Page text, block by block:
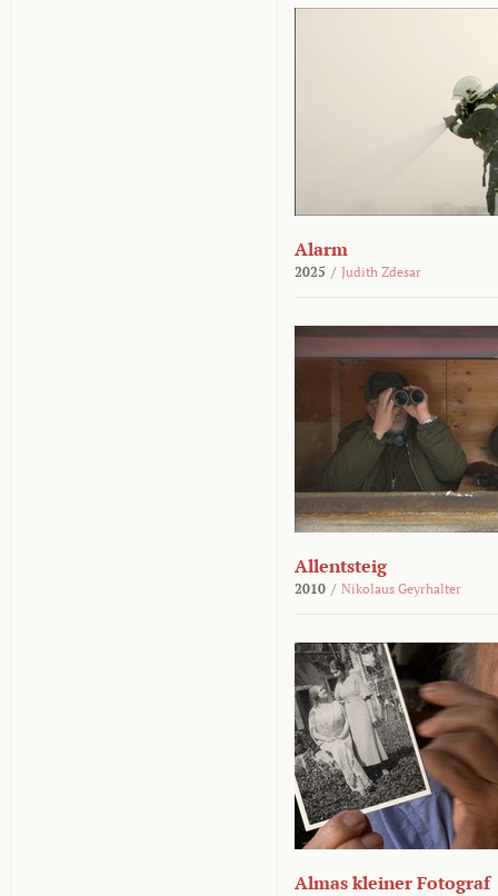
Alarm
2025 / Judith Zdesar
Allentsteig
2010 / Nikolaus Geyrhalter
Almas kleiner Fotograf